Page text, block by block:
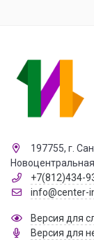
197755, г.
+7(812)434-
info@center-
Версия для
Версия для